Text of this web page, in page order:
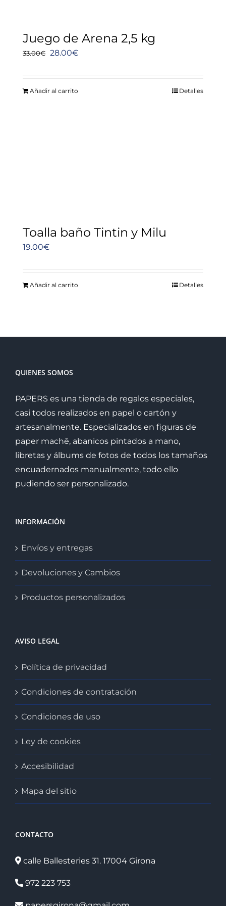
Juego de Arena 2,5 kg
33.00€ El
original
era:
28.00€
actual
Añadir al carrito Detalles
Toalla baño Tintin y Milu
19.00€
Añadir al carrito Detalles
QUIENES SOMOS
PAPERS es una tienda de regalos especiales,
casi todos realizados en papel o cartón y
artesanalmente. Especializados en figuras de
paper machê, abanicos pintados a mano,
libretas y álbums de fotos de todos los tamaños
encuadernados manualmente, todo ello
pudiendo ser personalizado.
INFORMACIÓN
Envíos y entregas
Devoluciones y Cambios
Productos personalizados
AVISO LEGAL
Política de privacidad
Condiciones de contratación
Condiciones de uso
Ley de cookies
Accesibilidad
Mapa del sitio
CONTACTO
calle Ballesteries 31. 17004 Girona
972 223 753